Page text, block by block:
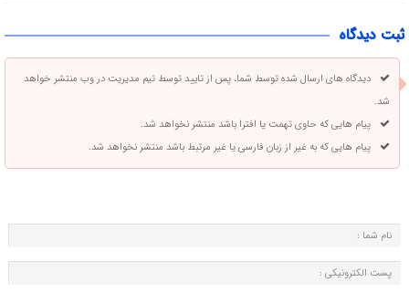
ثبت دیدگاه
دیدگاه های ارسال شده توسط شما، پس از تایید توسط تیم مدیریت در وب منتشر خواهد
شد.
پیام هایی که حاوی تهمت یا افترا باشد منتشر نخواهد شد.
پیام هایی که به غیر از زبان فارسی یا غیر مرتبط باشد منتشر نخواهد شد.